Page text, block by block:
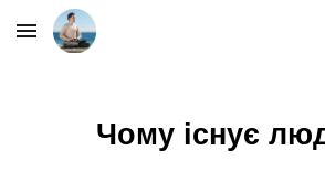
Skip to main content
​Чому існує